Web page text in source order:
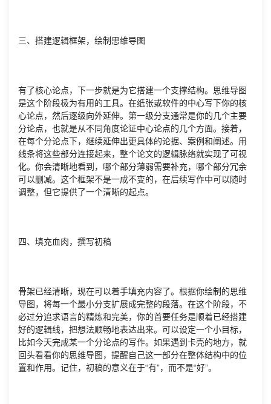
三、搭建逻辑框架，绘制思维导图
有了核心论点，下一步就是为它搭建一个支撑结构。思维导图
是这个阶段极为有用的工具。在纸张或软件的中心写下你的核
心论点，然后逐级向外延伸。第一级分支通常是你的几个主要
分论点，也就是从不同角度论证中心论点的几个方面。接着，
在每个分论点下，继续延伸出更具体的论据、案例和阐述。用
线条将这些部分连接起来，整个论文的逻辑脉络就实现了可视
化。你会清晰地看到，哪个部分薄弱需要补充，哪个部分冗余
可以删减。这个框架不是一成不变的，在后续写作中可以随时
调整，但它提供了一个清晰的起点。
四、填充血肉，撰写初稿
骨架已经清晰，现在可以着手填充内容了。根据你绘制的思维
导图，将每一个最小分支扩展成完整的段落。在这个阶段，不
必过分追求语言的精炼和完美，你的首要任务是顺着已经搭建
好的逻辑线，把想法顺畅地表达出来。可以设定一个小目标，
比如今天完成某一个分论点的写作。如果遇到卡壳的地方，就
回头看看你的思维导图，提醒自己这一部分在整体结构中的位
置和作用。记住，初稿的意义在于“有”，而不是“好”。